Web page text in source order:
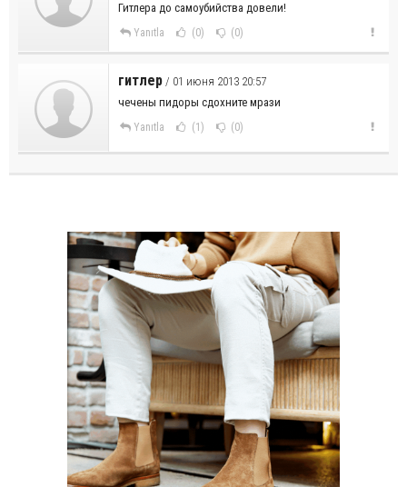
Гитлера до самоубийства довели!
Yanıtla (0) (0)
гитлер / 01 июня 2013 20:57
чечены пидоры сдохните мрази
Yanıtla (1) (0)